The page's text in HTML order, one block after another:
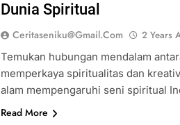
Dunia Spiritual
Ceritaseniku@gmail.com 2 Years
Temukan hubungan mendalam
memperkaya spiritualitas dan
alam mempengaruhi seni spiritual
Read More